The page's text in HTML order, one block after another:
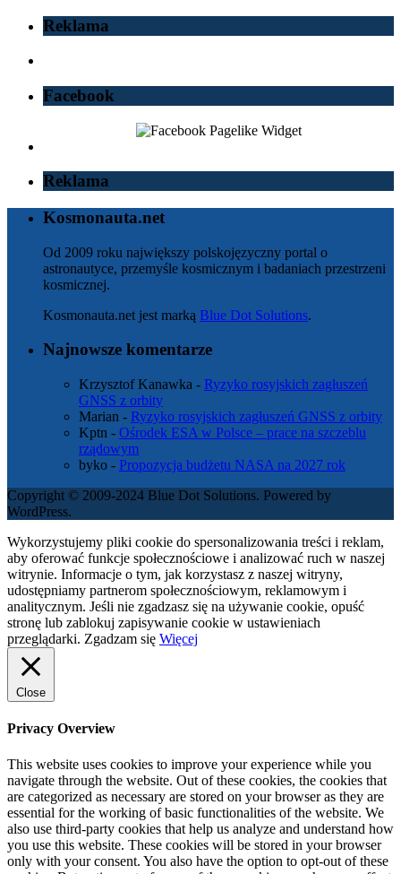
Reklama
Facebook
Reklama
Kosmonauta.net
Od 2009 roku największy polskojęzyczny portal o
astronautyce, przemyśle kosmicznym i badaniach przestrzeni
kosmicznej.
Kosmonauta.net jest marką Blue Dot Solutions.
Najnowsze komentarze
Krzysztof Kanawka - Ryzyko rosyjskich zagłuszeń
GNSS z orbity
Marian - Ryzyko rosyjskich zagłuszeń GNSS z orbity
Kptn - Ośrodek ESA w Polsce – prace na szczeblu
rządowym
byko - Propozycja budżetu NASA na 2027 rok
Copyright © 2009-2024 Blue Dot Solutions. Powered by
WordPress.
Wykorzystujemy pliki cookie do spersonalizowania treści i reklam,
aby oferować funkcje społecznościowe i analizować ruch w naszej
witrynie. Informacje o tym, jak korzystasz z naszej witryny,
udostępniamy partnerom społecznościowym, reklamowym i
analitycznym. Jeśli nie zgadzasz się na używanie cookie, opuść
stronę lub zablokuj zapisywanie cookie w ustawieniach
przeglądarki. Zgadzam się Więcej
Close
Privacy Overview
This website uses cookies to improve your experience while you
navigate through the website. Out of these cookies, the cookies that
are categorized as necessary are stored on your browser as they are
essential for the working of basic functionalities of the website. We
also use third-party cookies that help us analyze and understand how
you use this website. These cookies will be stored in your browser
only with your consent. You also have the option to opt-out of these